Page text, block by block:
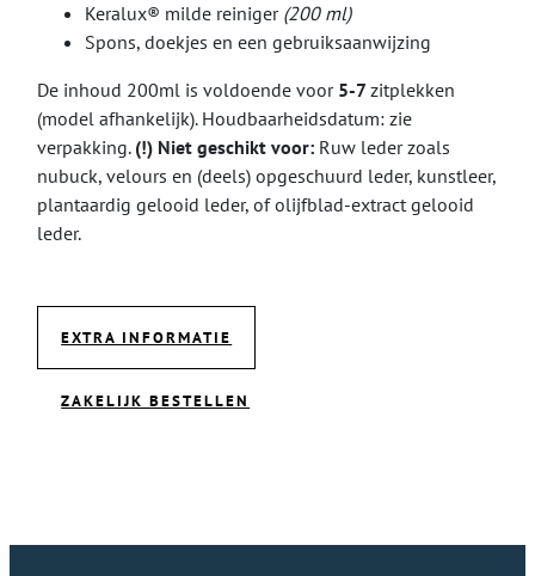
Keralux® milde reiniger (200 ml)
Spons, doekjes en een gebruiksaanwijzing
De inhoud 200ml is voldoende voor 5-7zitplekken
(model afhankelijk). Houdbaarheidsdatum: zie
verpakking. (!) Niet geschikt voor: Ruw leder zoals
nubuck, velours en (deels) opgeschuurd leder, kunstleer,
plantaardig gelooid leder, of olijfblad-extract gelooid
leder.
EXTRA INFORMATIE
ZAKELIJK BESTELLEN